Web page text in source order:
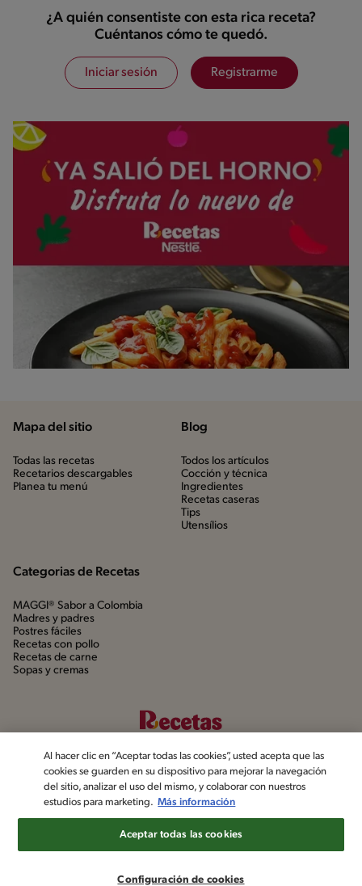
¿A quién consentiste con esta rica receta?
Cuéntanos cómo te quedó.
Iniciar sesión Registrarme
Mapa del sitio
Todas las recetas
Recetarios descargables
Planea tu menú
Blog
Todos los artículos
Cocción y técnica
Ingredientes
Recetas caseras
Tips
Utensílios
Categorias de Recetas
MAGGI® Sabor a Colombia
Madres y padres
Postres fáciles
Recetas con pollo
Recetas de carne
Sopas y cremas
©2022, Nestlé. Marcas registradas por Société dels Produits Nestlé,
S.A. Vevey (Suiza)
Términos y condiciones
Configuración de cookies
Al hacer clic en “Aceptar todas las cookies”, usted acepta que las
cookies se guarden en su dispositivo para mejorar la navegación
del sitio, analizar el uso del mismo, y colaborar con nuestros
estudios para marketing. Más información
Configuración de cookies
Aceptar todas las cookies